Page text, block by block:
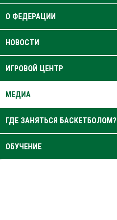
О ФЕДЕРАЦИИ
НОВОСТИ
ИГРОВОЙ ЦЕНТР
МЕДИА
ГДЕ ЗАНЯТЬСЯ БАСКЕТБОЛОМ?
ОБУЧЕНИЕ